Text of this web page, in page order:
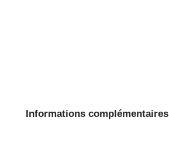
Informations complémentaires